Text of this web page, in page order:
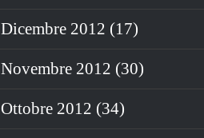
Dicembre 2012 (17)
Novembre 2012 (30)
Ottobre 2012 (34)